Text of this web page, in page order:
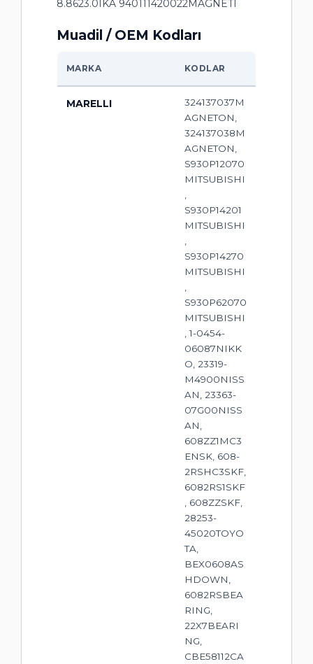
8.8623.0IKA 940111420022MAGNETI
Muadil / OEM Kodları
MARKA KODLAR
MARELLI
324137037M
AGNETON,
324137038M
AGNETON,
S930P12070
MITSUBISHI
,
S930P14201
MITSUBISHI
,
S930P14270
MITSUBISHI
,
S930P62070
MITSUBISHI
, 1-0454-
06087NIKK
O, 23319-
M4900NISS
AN, 23363-
07G00NISS
AN,
608ZZ1MC3
ENSK, 608-
2RSHC3SKF,
6082RS1SKF
, 608ZZSKF,
28253-
45020TOYO
TA,
BEX0608AS
HDOWN,
6082RSBEA
RING,
22X7BEARI
NG,
CBE58112CA